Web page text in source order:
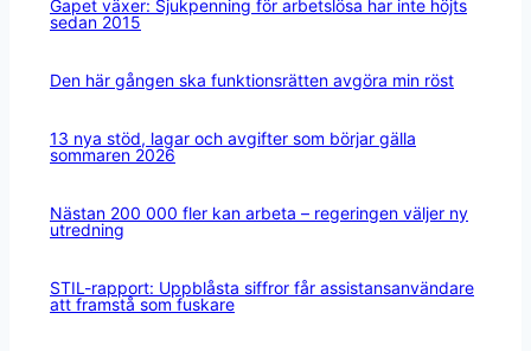
Gapet växer: Sjukpenning för arbetslösa har inte höjts
sedan 2015
Den här gången ska funktionsrätten avgöra min röst
13 nya stöd, lagar och avgifter som börjar gälla
sommaren 2026
Nästan 200 000 fler kan arbeta – regeringen väljer ny
utredning
STIL-rapport: Uppblåsta siffror får assistansanvändare
att framstå som fuskare